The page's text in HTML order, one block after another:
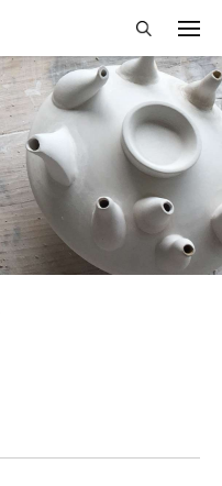
絞り込み検索を閉じる